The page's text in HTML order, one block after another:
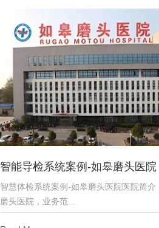
智能导检系统案例-如皋磨头医院
智慧体检系统案例-如皋磨头医院医院简介
磨头医院，业务范...